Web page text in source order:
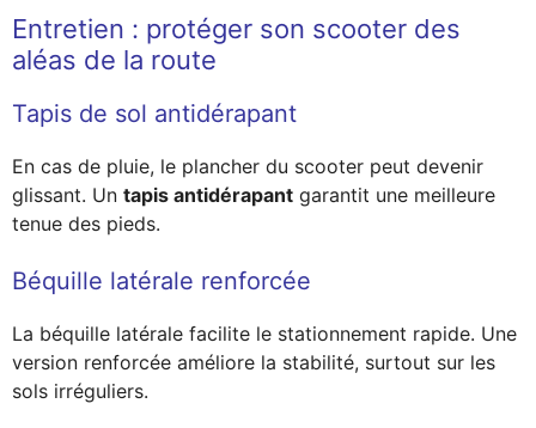
Entretien : protéger son scooter des
aléas de la route
Tapis de sol antidérapant
En cas de pluie, le plancher du scooter peut devenir
glissant. Un tapis antidérapant garantit une meilleure
tenue des pieds.
Béquille latérale renforcée
La béquille latérale facilite le stationnement rapide. Une
version renforcée améliore la stabilité, surtout sur les
sols irréguliers.